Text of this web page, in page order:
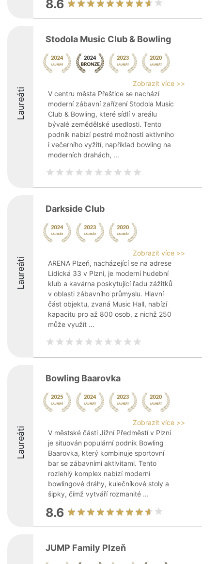
8.6
Laureáti
Stodola Music Club & Bowling
Zobrazit více >>
V centru města Přeštice se nachází
moderní zábavní zařízení Stodola Music
Club & Bowling, které sídlí v areálu
bývalé zemědělské usedlosti. Tento
podnik nabízí pestré možnosti aktivního
i večerního vyžití, například bowling na
moderních drahách, ...
Laureáti
Darkside Club
Zobrazit více >>
ARENA Plzeň, nacházející se na adrese
Lidická 33 v Plzni, je moderní hudební
klub a kavárna poskytující řadu zážitků
v oblasti zábavního průmyslu. Hlavní
část objektu, zvaná Music Hall, nabízí
kapacitu pro až 800 osob, z nichž 250
může využít ...
Laureáti
Bowling Baarovka
Zobrazit více >>
V městské části Jižní Předměstí v Plzni
je situován populární podnik Bowling
Baarovka, který kombinuje sportovní
bar se zábavními aktivitami. Tento
rozlehlý komplex nabízí moderní
bowlingové dráhy, kulečníkové stoly a
šipky, čímž vytváří rozmanité ...
8.6
JUMP Family Plzeň